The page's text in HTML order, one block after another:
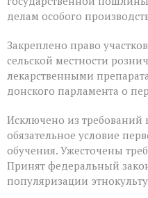
делам особого
Закреплено право
сельской местности
лекарственными
донского парламента о
Исключено из
обязательное условие
обучения. Ужесточены
Принят федеральный
популяризации